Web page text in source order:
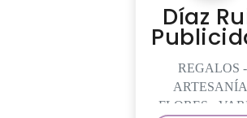
Díaz
REGALOS -
FLORES -